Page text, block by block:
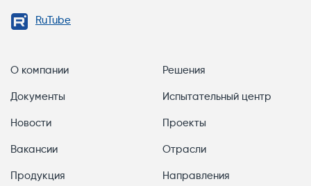
RuTube
О компании
Документы
Новости
Вакансии
Продукция
Решения
Испытательный центр
Проекты
Отрасли
Направления